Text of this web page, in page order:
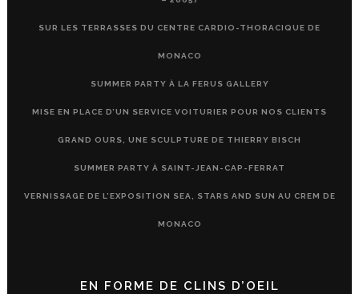
SUR LES TERRASSES DU CENTRE CARDIO-THORACIQUE DE
MONACO
SUMMER PARTY À LA FERUS GALLERY
MISE EN PLACE D’UN SERVICE VOITURIER POUR NOS CLIENTS
GRAND OURS, UNE SCULPTURE DE THIERRY BISCH
SUMMER PARTY À SAINT-JEAN-CAP-FERRAT
VERNISSAGE DE L’EXPOSITION SEA, STARS AND SUN AU CREM DE
MONACO
EN FORME DE CLINS D’OEIL